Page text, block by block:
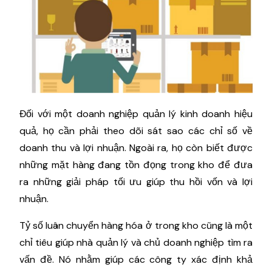
Đối với một doanh nghiệp quản lý kinh doanh hiệu
quả, họ cần phải theo dõi sát sao các chỉ số về
doanh thu và lợi nhuận. Ngoài ra, họ còn biết được
những mặt hàng đang tồn đọng trong kho để đưa
ra những giải pháp tối ưu giúp thu hồi vốn và lợi
nhuận.
Tỷ số luân chuyển hàng hóa ở trong kho cũng là một
chỉ tiêu giúp nhà quản lý và chủ doanh nghiệp tìm ra
vấn đề. Nó nhằm giúp các công ty xác định khả